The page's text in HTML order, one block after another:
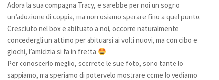
Foto
Video
Contatti
Adora la sua compagna Tracy, e sarebbe per noi un sogno
un’adozione di coppia, ma non osiamo sperare fino a quel punto.
Cresciuto nel box e abituato a noi, occorre naturalmente
concedergli un attimo per abituarsi ai volti nuovi, ma con cibo e
giochi, l’amicizia si fa in fretta
Per conoscerlo meglio, scorrete le sue foto, sono tante lo
sappiamo, ma speriamo di potervelo mostrare come lo vediamo